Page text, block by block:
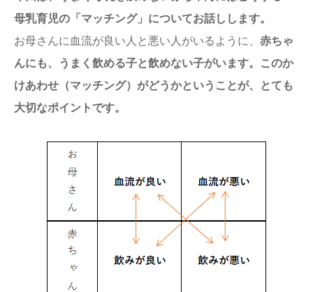
母乳育児の「マッチング」についてお話しします。
お母さんに血流が良い人と悪い人がいるように、 赤ちゃ
んにも、うまく飲める子と飲めない子がいます。このか
けあわせ（マッチング）がどうかということが、とても
大切なポイントです。